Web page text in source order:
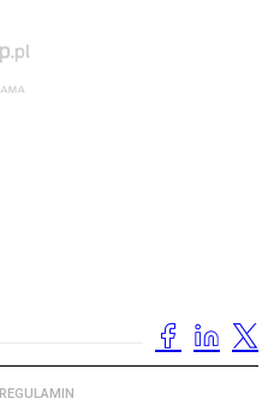
REGULAMIN